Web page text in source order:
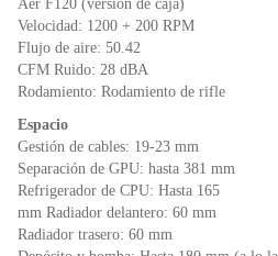
Aer F120 (versión de caja)
Velocidad: 1200 + 200 RPM
Flujo de aire: 50.42
CFM Ruido: 28 dBA
Rodamiento: Rodamiento de rifle
Espacio
Gestión de cables: 19-23 mm
Separación de GPU: hasta 381 mm
Refrigerador de CPU: Hasta 165
mm Radiador delantero: 60 mm
Radiador trasero: 60 mm